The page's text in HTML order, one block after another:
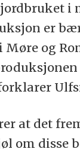
i
er
og
at det
om disse